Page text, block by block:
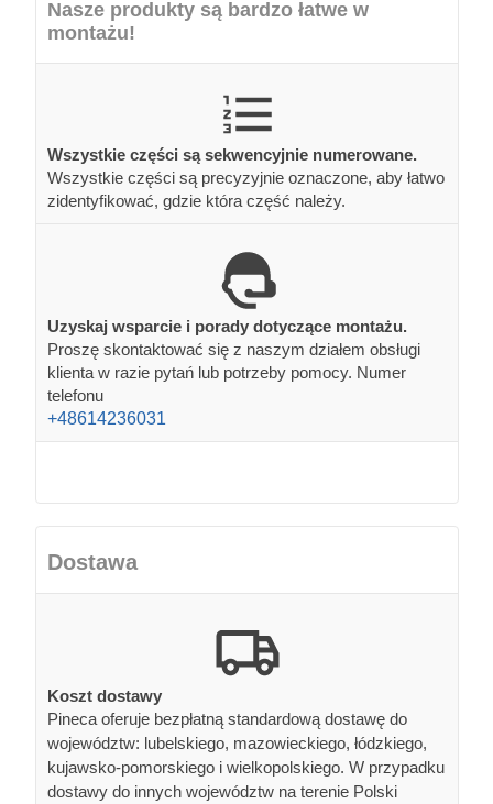
Nasze produkty są bardzo łatwe w
montażu!
Wszystkie części są sekwencyjnie numerowane.
Wszystkie części są precyzyjnie oznaczone, aby łatwo
zidentyfikować, gdzie która część należy.
Uzyskaj wsparcie i porady dotyczące montażu.
Proszę skontaktować się z naszym działem obsługi
klienta w razie pytań lub potrzeby pomocy. Numer
telefonu
+48614236031
Dostawa
Koszt dostawy
Pineca oferuje bezpłatną standardową dostawę do
województw: lubelskiego, mazowieckiego, łódzkiego,
kujawsko-pomorskiego i wielkopolskiego. W przypadku
dostawy do innych województw na terenie Polski